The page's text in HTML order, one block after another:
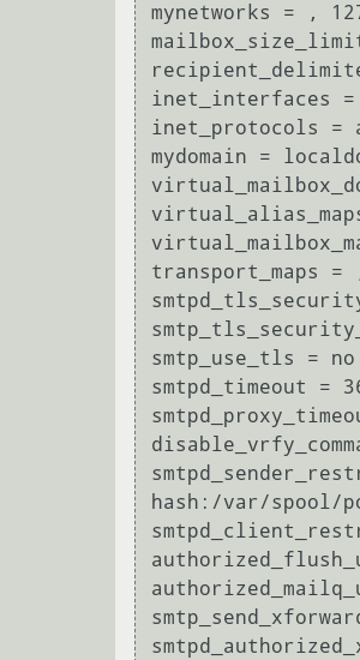
mynetworks = ,
inet_interfaces
inet_protocols =
mydomain =
transport_maps
smtp_use_tls = no
smtpd_timeout =
hash:/var/spool/